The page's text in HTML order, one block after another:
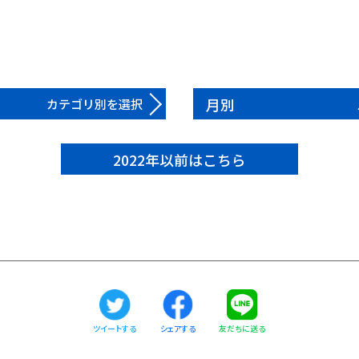
カテゴリ別を選択 月別
2022年以前はこちら
ツイートする シェアする 友だちに送る